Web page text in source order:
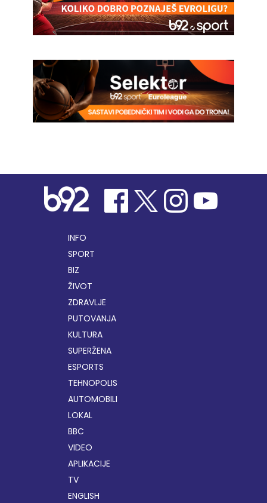
INFO
SPORT
BIZ
ŽIVOT
ZDRAVLJE
PUTOVANJA
KULTURA
SUPERŽENA
ESPORTS
TEHNOPOLIS
AUTOMOBILI
LOKAL
BBC
VIDEO
APLIKACIJE
TV
ENGLISH